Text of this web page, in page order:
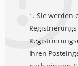
1. Sie werden
Ihren